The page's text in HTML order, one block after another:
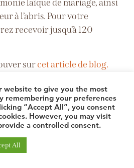
laïque de mariage, ainsi
à l’abris. Pour votre
recevoir jusqu’à 120
surcet article de blog.
mariage en Haute-Garonne
capacité jusqu’à 120
possibles !
website to give you the most
remembering your preferences
“Accept All”, you consent
However, you may visit
a controlled consent.
All